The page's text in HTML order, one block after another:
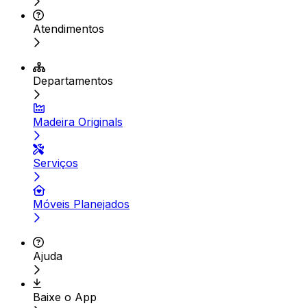
Atendimentos
Departamentos
Madeira Originals
Serviços
Móveis Planejados
Ajuda
Baixe o App